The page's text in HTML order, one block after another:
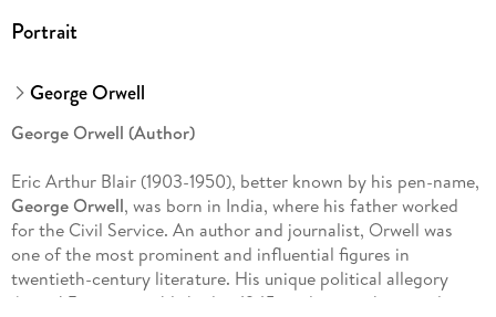
Portrait
George Orwell
George Orwell (Author)
Eric Arthur Blair (1903-1950), better known by his pen-name,
George Orwell, was born in India, where his father worked
for the Civil Service. An author and journalist, Orwell was
one of the most prominent and influential figures in
twentieth-century literature. His unique political allegory
Animal Farm
was published in 1945, and it was this novel,